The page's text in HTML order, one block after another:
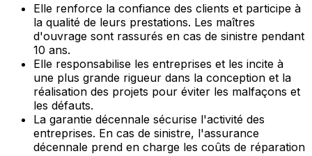
Elle renforce la confiance des clients et participe à
la qualité de leurs prestations. Les maîtres
d'ouvrage sont rassurés en cas de sinistre pendant
10 ans.
Elle responsabilise les entreprises et les incite à
une plus grande rigueur dans la conception et la
réalisation des projets pour éviter les malfaçons et
les défauts.
La garantie décennale sécurise l'activité des
entreprises. En cas de sinistre, l'assurance
décennale prend en charge les coûts de réparation